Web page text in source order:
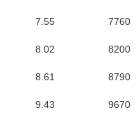
7.55 7760
8.02 8200
8.61 8790
9.43 9670